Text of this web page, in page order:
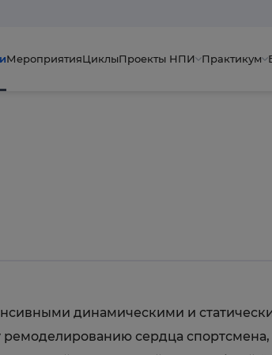
МероприятияЦиклыПроекты НПИ Практикум
динамическими и
сердца